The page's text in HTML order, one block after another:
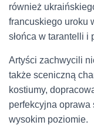
również
francuskiego uroku
słońca w tarantelli i
Artyści zachwycili
także sceniczną
kostiumy,
perfekcyjna oprawa
wysokim poziomie.